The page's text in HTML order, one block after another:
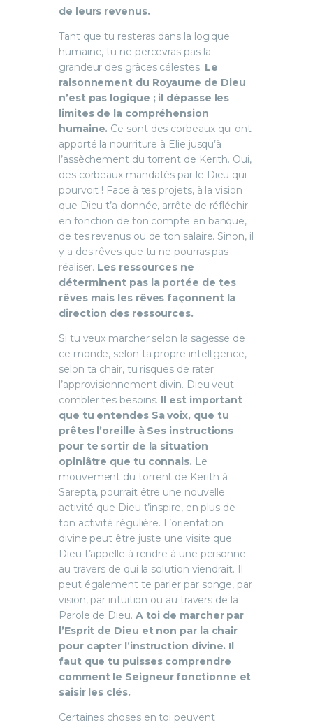
de leurs revenus.
Tant que tu resteras dans la logique
humaine, tu ne percevras pas la
grandeur des grâces célestes. Le
raisonnement du Royaume de Dieu
n’est pas logique ; il dépasse les
limites de la compréhension
humaine. Ce sont des corbeaux qui ont
apporté la nourriture à Elie jusqu’à
l’assèchement du torrent de Kerith. Oui,
des corbeaux mandatés par le Dieu qui
pourvoit ! Face à tes projets, à la vision
que Dieu t’a donnée, arrête de réfléchir
en fonction de ton compte en banque,
de tes revenus ou de ton salaire. Sinon, il
y a des rêves que tu ne pourras pas
réaliser. Les ressources ne
déterminent pas la portée de tes
rêves mais les rêves façonnent la
direction des ressources.
Si tu veux marcher selon la sagesse de
ce monde, selon ta propre intelligence,
selon ta chair, tu risques de rater
l’approvisionnement divin. Dieu veut
combler tes besoins. Il est important
que tu entendes Sa voix, que tu
prêtes l’oreille à Ses instructions
pour te sortir de la situation
opiniâtre que tu connais. Le
mouvement du torrent de Kerith à
Sarepta, pourrait être une nouvelle
activité que Dieu t’inspire, en plus de
ton activité régulière. L’orientation
divine peut être juste une visite que
Dieu t’appelle à rendre à une personne
au travers de qui la solution viendrait. Il
peut également te parler par songe, par
vision, par intuition ou au travers de la
Parole de Dieu. A toi de marcher par
l’Esprit de Dieu et non par la chair
pour capter l’instruction divine. Il
faut que tu puisses comprendre
comment le Seigneur fonctionne et
saisir les clés.
Certaines choses en toi peuvent